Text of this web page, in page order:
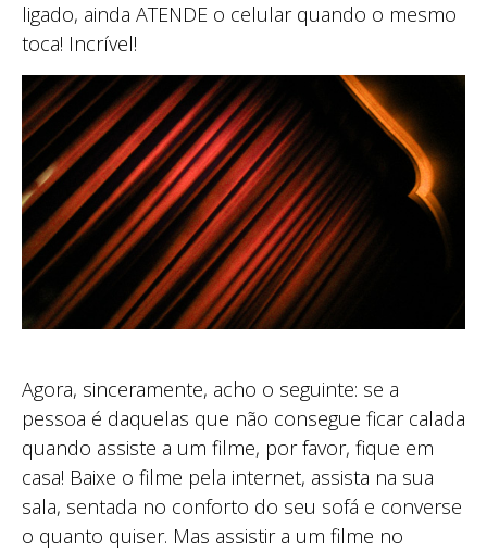
ligado, ainda ATENDE o celular quando o mesmo
toca! Incrível!
Agora, sinceramente, acho o seguinte: se a
pessoa é daquelas que não consegue ficar calada
quando assiste a um filme, por favor, fique em
casa! Baixe o filme pela internet, assista na sua
sala, sentada no conforto do seu sofá e converse
o quanto quiser. Mas assistir a um filme no